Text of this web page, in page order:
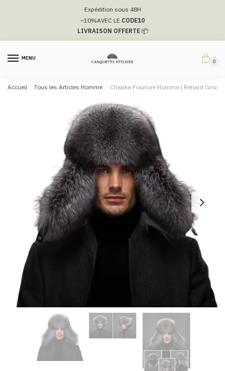
navigation
Expédition sous 48H
–10%AVEC LE CODE10
LIVRAISON OFFERTE📦
MENU
0
Accueil / Tous les Articles Homme / Chapka Fourrure Homme | Renard Grise